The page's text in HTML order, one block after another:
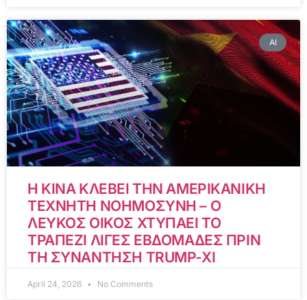
AI
Η ΚΙΝΑ ΚΛΕΒΕΙ ΤΗΝ ΑΜΕΡΙΚΑΝΙΚΗ
ΤΕΧΝΗΤΗ ΝΟΗΜΟΣΥΝΗ – Ο
ΛΕΥΚΟΣ ΟΙΚΟΣ ΧΤΥΠΑΕΙ ΤΟ
ΤΡΑΠΕΖΙ ΛΙΓΕΣ ΕΒΔΟΜΑΔΕΣ ΠΡΙΝ
ΤΗ ΣΥΝΑΝΤΗΣΗ TRUMP-XI
April 24, 2026 No Comments